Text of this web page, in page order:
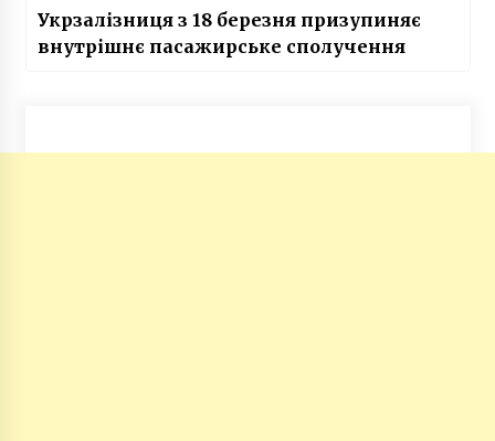
Укрзалізниця з 18 березня призупиняє
внутрішнє пасажирське сполучення